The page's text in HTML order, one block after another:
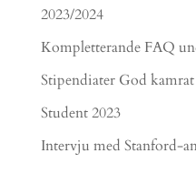
2023/2024
Kompletterande FAQ
Stipendiater God kamrat
Student 2023
Intervju med Stanford-